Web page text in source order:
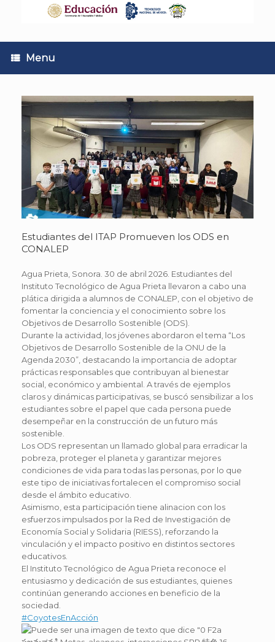
Menu
Estudiantes del ITAP Promueven los ODS en
CONALEP
Agua Prieta, Sonora. 30 de abril 2026. Estudiantes del
Instituto Tecnológico de Agua Prieta llevaron a cabo una
plática dirigida a alumnos de CONALEP, con el objetivo de
fomentar la conciencia y el conocimiento sobre los
Objetivos de Desarrollo Sostenible (ODS).
Durante la actividad, los jóvenes abordaron el tema “Los
Objetivos de Desarrollo Sostenible de la ONU de la
Agenda 2030”, destacando la importancia de adoptar
prácticas responsables que contribuyan al bienestar
social, económico y ambiental. A través de ejemplos
claros y dinámicas participativas, se buscó sensibilizar a los
estudiantes sobre el papel que cada persona puede
desempeñar en la construcción de un futuro más
sostenible.
Los ODS representan un llamado global para erradicar la
pobreza, proteger el planeta y garantizar mejores
condiciones de vida para todas las personas, por lo que
este tipo de iniciativas fortalecen el compromiso social
desde el ámbito educativo.
Asimismo, esta participación tiene alinacion con los
esfuerzos impulsados por la Red de Investigación de
Economía Social y Solidaria (RIESS), reforzando la
vinculación y el impacto positivo en distintos sectores
educativos.
El Instituto Tecnológico de Agua Prieta reconoce el
entusiasmo y dedicación de sus estudiantes, quienes
continúan generando acciones en beneficio de la
sociedad.
#CoyotesEnAcción